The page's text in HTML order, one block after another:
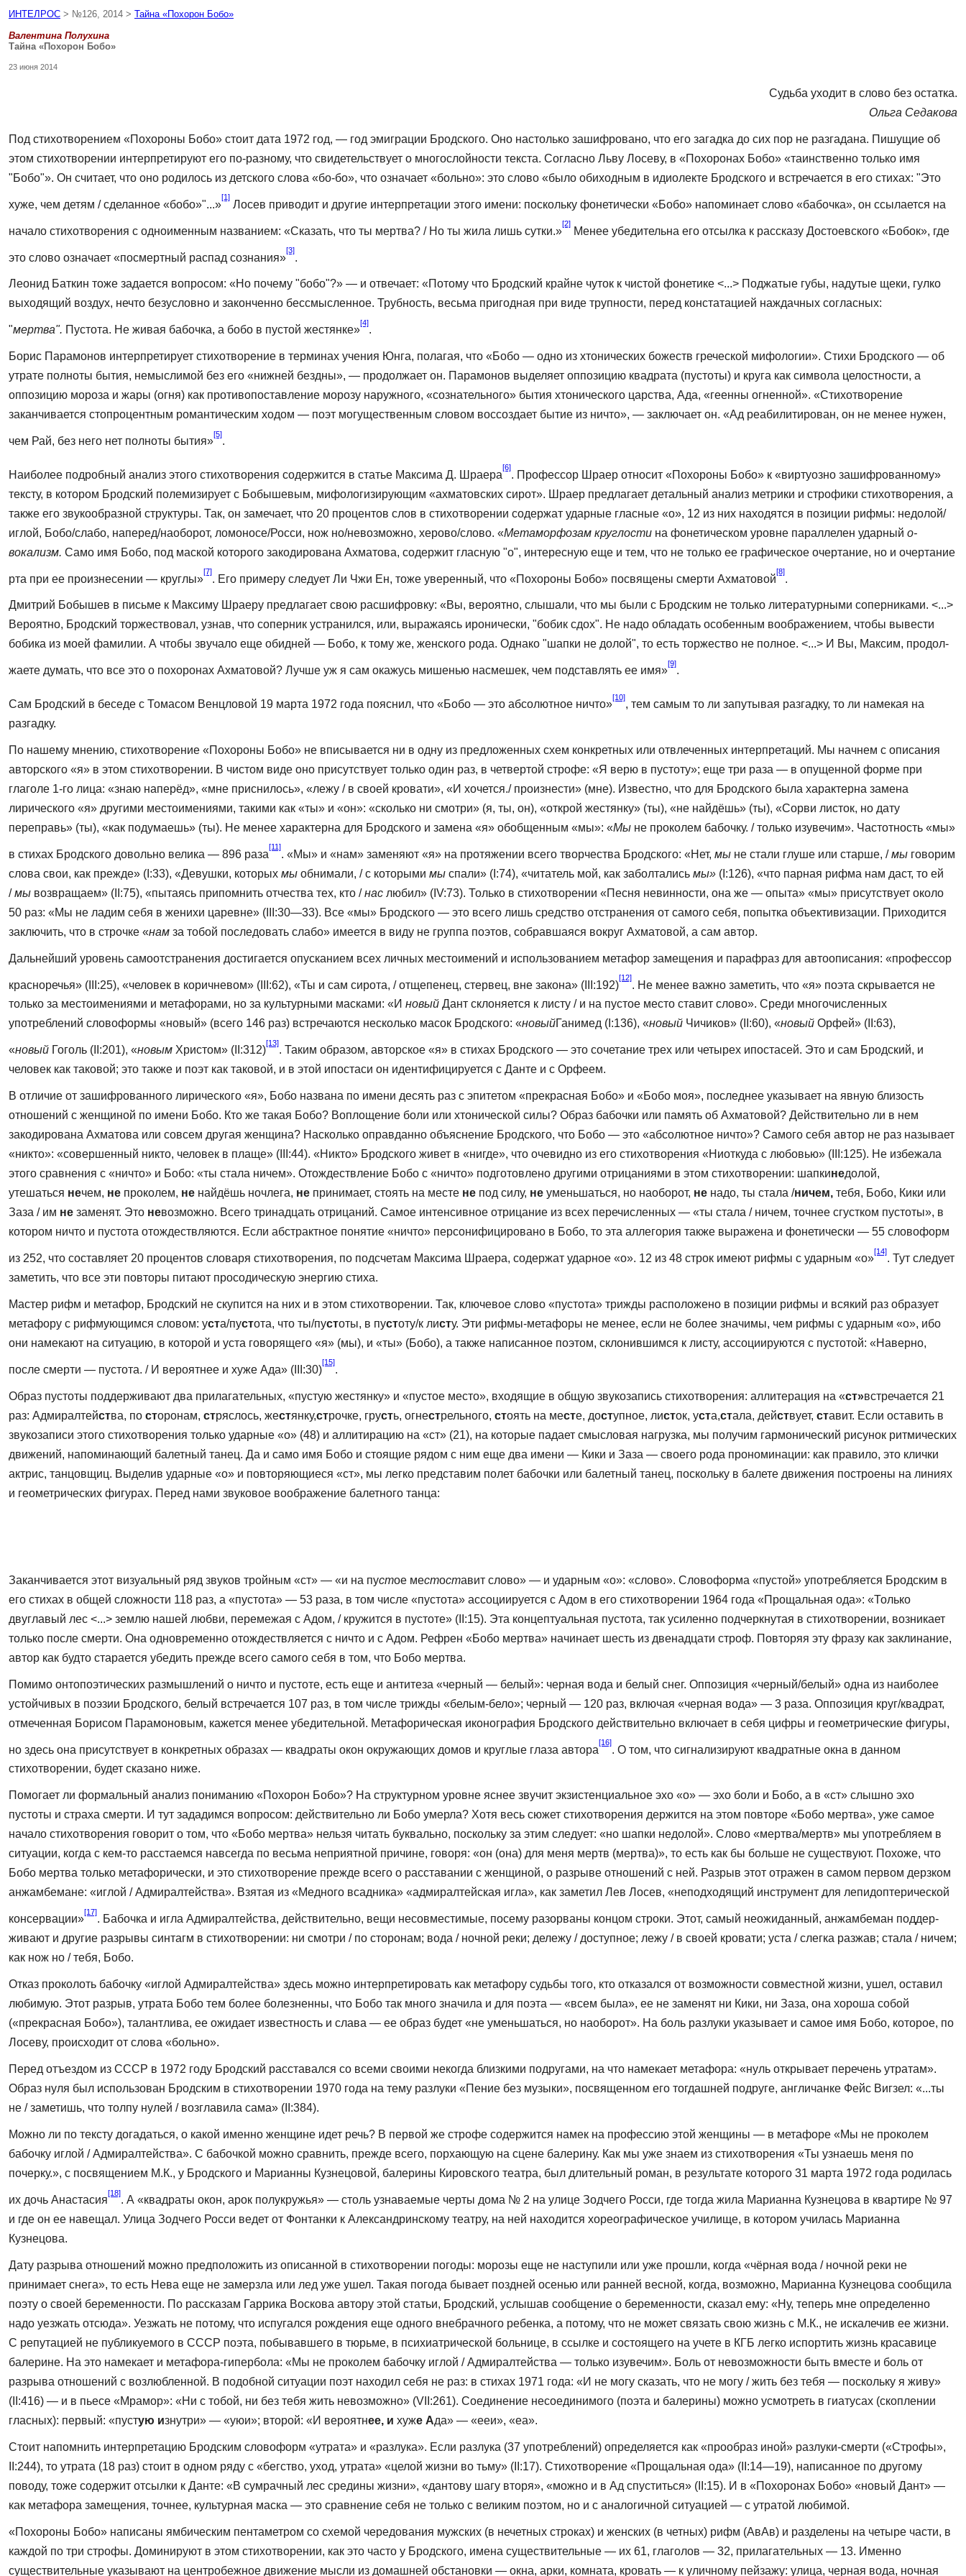
ИНТЕЛРОС > №126, 2014 > Тайна «Похорон Бобо»
Валентина Полухина
Тайна «Похорон Бобо»
23 июня 2014
Судьба уходит в слово без остатка.
Ольга Седакова
Под стихотворением «Похороны Бобо» стоит дата 1972 год, — год эмиграции Бродского. Оно настолько зашифровано, что его загадка до сих пор не разга­дана. Пишущие об
этом стихотворении интерпретируют его по-разному, что свидетельствует о многослойности текста. Согласно Льву Лосеву, в «Похо­ронах Бобо» «таинственно только имя
"Бобо"». Он считает, что оно родилось из детского слова «бо-бо», что означает «больно»: это слово «было обиходным в идиолекте Бродского и встречается в его стихах: "Это
хуже, чем детям / сде­ланное «бобо»"...»
[1]
Лосев приводит и другие интерпретации этого имени: по­скольку фонетически «Бобо» напоминает слово «бабочка», он ссылается на
начало стихотворения с одноименным названием: «Сказать, что ты мертва? / Но ты жила лишь сутки.»
[2]
Менее убедительна его отсылка к рассказу До­стоевского «Бобок», где
это слово означает «посмертный распад сознания»
[3]
Леонид Баткин тоже задается вопросом: «Но почему "бобо"?» — и отве­чает: «Потому что Бродский крайне чуток к чистой фонетике <...> Поджатые губы, надутые щеки, гулко
выходящий воздух, нечто безусловно и закон­ченно бессмысленное. Трубность, весьма пригодная при виде трупности, пе­ред констатацией наждачных согласных:
"мертва". Пустота. Не живая ба­бочка, а бобо в пустой жестянке»
[4]
.
Борис Парамонов интерпретирует стихотворение в терминах учения Юнга, полагая, что «Бобо — одно из хтонических божеств греческой мифологии». Стихи Бродского — об
утрате полноты бытия, немыслимой без его «нижней бездны», — продолжает он. Парамонов выделяет оппозицию квад­рата (пустоты) и круга как символа целостности, а
оппозицию мороза и жары (огня) как противопоставление морозу наружного, «сознательного» бытия хтонического царства, Ада, «геенны огненной». «Стихотворение
заканчива­ется стопроцентным романтическим ходом — поэт могущественным словом воссоздает бытие из ничто», — заключает он. «Ад реабилитирован, он не ме­нее нужен,
чем Рай, без него нет полноты бытия»
[5]
.
Наиболее подробный анализ этого стихотворения содержится в статье Максима Д. Шраера
[6]
. Профессор Шраер относит «Похороны Бобо» к «вир­туозно зашифрованному»
тексту, в котором Бродский полемизирует с Бобышевым, мифологизирующим «ахматовских сирот». Шраер предлагает деталь­ный анализ метрики и строфики стихотворения, а
также его звукообразной структуры. Так, он замечает, что 20 процентов слов в стихотворении содержат ударные гласные «о», 12 из них находятся в позиции рифмы: недолой/
иглой, Бобо/слабо, наперед/наоборот, ломоносе/Росси, нож но/невозможно, херово/слово. «Метаморфозам круглости на фонетическом уровне параллелен ударный о-
вокализм. Само имя Бобо, под маской которого закодирована Ах­матова, содержит гласную "о", интересную еще и тем, что не только ее графи­ческое очертание, но и очертание
рта при ее произнесении — круглы»
[7]
. Его примеру следует Ли Чжи Ен, тоже уверенный, что «Похороны Бобо» посвя­щены смерти Ахматовой
[8]
Дмитрий Бобышев в письме к Максиму Шраеру предлагает свою расшиф­ровку: «Вы, вероятно, слышали, что мы были с Бродским не только литера­турными соперниками. <...>
Вероятно, Бродский торжествовал, узнав, что соперник устранился, или, выражаясь иронически, "бобик сдох". Не надо обладать особенным воображением, чтобы вывести
бобика из моей фамилии. А чтобы звучало еще обидней — Бобо, к тому же, женского рода. Однако "шапки не долой", то есть торжество не полное. <...> И Вы, Максим, продол­
жаете думать, что все это о похоронах Ахматовой? Лучше уж я сам окажусь мишенью насмешек, чем подставлять ее имя»
[9]
.
Сам Бродский в беседе с Томасом Венцловой 19 марта 1972 года пояснил, что «Бобо — это абсолютное ничто»
[10]
, тем самым то ли запутывая разгадку, то ли намекая на
разгадку.
По нашему мнению, стихотворение «Похороны Бобо» не вписывается ни в одну из предложенных схем конкретных или отвлеченных интерпретаций. Мы начнем с описания
авторского «я» в этом стихотворении. В чистом виде оно присутствует только один раз, в четвертой строфе: «Я верю в пустоту»; еще три раза — в опущенной форме при
глаголе 1-го лица: «знаю наперёд», «мне приснилось», «лежу / в своей кровати», «И хочется./ произнести» (мне). Из­вестно, что для Бродского была характерна замена
лирического «я» другими местоимениями, такими как «ты» и «он»: «сколько ни смотри» (я, ты, он), «от­крой жестянку» (ты), «не найдёшь» (ты), «Сорви листок, но дату
переправь» (ты), «как подумаешь» (ты). Не менее характерна для Бродского и замена «я» обобщенным «мы»: «Мы не проколем бабочку. / только изувечим». Частот­ность «мы»
в стихах Бродского довольно велика — 896 раза
[11]
. «Мы» и «нам» заменяют «я» на протяжении всего творчества Бродского: «Нет, мы не стали глуше или старше, /мы говорим
слова свои, как прежде» (I:33), «Девушки, ко­торых мы обнимали, / с которыми мы спали» (I:74), «читатель мой, как забол­тались мы» (I:126), «что парная рифма нам даст, то ей
/мы возвращаем» (II:75), «пытаясь припомнить отчества тех, кто /нас любил» (IV:73). Только в сти­хотворении «Песня невинности, она же — опыта» «мы» присутствует около
50 раз: «Мы не ладим себя в женихи царевне» (III:30—33). Все «мы» Бродско­го — это всего лишь средство отстранения от самого себя, попытка объективи­зации. Приходится
заключить, что в строчке «нам за тобой последовать слабо» имеется в виду не группа поэтов, собравшаяся вокруг Ахматовой, а сам автор.
Дальнейший уровень самоотстранения достигается опусканием всех лич­ных местоимений и использованием метафор замещения и парафраз для ав­тоописания: «профессор
красноречья» (III:25), «человек в коричневом» (III:62), «Ты и сам сирота, / отщепенец, стервец, вне закона» (III:192)
[12]
. Не менее важно заметить, что «я» поэта скрывается не
только за местоимениями и метафорами, но за культурными масками: «И новый Дант склоняется к лис­ту / и на пустое место ставит слово». Среди многочисленных
употреблений словоформы «новый» (всего 146 раз) встречаются несколько масок Брод­ского: «новыйГанимед (I:136), «новый Чичиков» (II:60), «новый Орфей» (II:63),
«новый Гоголь (II:201), «новым Христом» (II:312)
[13]
. Таким образом, авторское «я» в стихах Бродского — это сочетание трех или четырех ипоста­сей. Это и сам Бродский, и
человек как таковой; это также и поэт как таковой, и в этой ипостаси он идентифицируется с Данте и с Орфеем.
В отличие от зашифрованного лирического «я», Бобо названа по имени десять раз с эпитетом «прекрасная Бобо» и «Бобо моя», последнее указывает на явную близость
отношений с женщиной по имени Бобо. Кто же такая Бобо? Воплощение боли или хтонической силы? Образ бабочки или память об Ахматовой? Действительно ли в нем
закодирована Ахматова или совсем другая женщина? Насколько оправданно объяснение Бродского, что Бобо — это «абсолютное ничто»? Самого себя автор не раз называет
«никто»: «со­вершенный никто, человек в плаще» (III:44). «Никто» Бродского живет в «нигде», что очевидно из его стихотворения «Ниоткуда с любовью» (III:125). Не избежала
этого сравнения с «ничто» и Бобо: «ты стала ничем». Отождествление Бобо с «ничто» подготовлено другими отрицаниями в этом стихотворении: шапкинедолой,
утешаться нечем, не проколем, не найдёшь ночлега, не принимает, стоять на месте не под силу, не уменьшаться, но на­оборот, не надо, ты стала /ничем, тебя, Бобо, Кики или
Заза / им не заменят. Это невозможно. Всего тринадцать отрицаний. Самое интенсивное отрица­ние из всех перечисленных — «ты стала / ничем, точнее сгустком пустоты», в
котором ничто и пустота отождествляются. Если абстрактное понятие «ничто» персонифицировано в Бобо, то эта аллегория также выражена и фонетически — 55 словоформ
из 252, что составляет 20 процентов словаря стихотворения, по подсчетам Максима Шраера, содержат ударное «о». 12 из 48 строк имеют рифмы с ударным «о»
[14]
. Тут следует
заметить, что все эти по­вторы питают просодическую энергию стиха.
Мастер рифм и метафор, Бродский не скупится на них и в этом стихотво­рении. Так, ключевое слово «пустота» трижды расположено в позиции рифмы и всякий раз образует
метафору с рифмующимся словом: уста/пу­стота, что ты/пустоты, в пустоту/к листу. Эти рифмы-метафоры не менее, если не более значимы, чем рифмы с ударным «о», ибо
они намекают на си­туацию, в которой и уста говорящего «я» (мы), и «ты» (Бобо), а также напи­санное поэтом, склонившимся к листу, ассоциируются с пустотой: «Наверно,
после смерти — пустота. / И вероятнее и хуже Ада» (III:30)
[15]
.
Образ пустоты поддерживают два прилагательных, «пустую жестянку» и «пустое место», входящие в общую звукозапись стихотворения: аллитерация на «ст»встречается 21
раз: Адмиралтейства, по сторонам, стряслось, же­стянку,строчке, грусть, огнестрельного, стоять на месте, доступное, листок, уста,стала, действует, ставит. Если оставить в
звукозаписи этого стихотво­рения только ударные «о» (48) и аллитирацию на «ст» (21), на которые па­дает смысловая нагрузка, мы получим гармонический рисунок ритмических
движений, напоминающий балетный танец. Да и само имя Бобо и стоящие рядом с ним еще два имени — Кики и Заза — своего рода прономинации: как правило, это клички
актрис, танцовщиц. Выделив ударные «о» и повторяю­щиеся «ст», мы легко представим полет бабочки или балетный танец, по­скольку в балете движения построены на линиях
и геометрических фигурах. Перед нами звуковое воображение балетного танца:
Заканчивается этот визуальный ряд звуков тройным «ст» — «и на пустое местоставит слово» — и ударным «о»: «слово». Словоформа «пустой» упо­требляется Бродским в
его стихах в общей сложности 118 раз, а «пустота» — 53 раза, в том числе «пустота» ассоциируется с Адом в его стихотворении 1964 года «Прощальная ода»: «Только
двуглавый лес <...> землю нашей любви, перемежая с Адом, / кружится в пустоте» (II:15). Эта концептуальная пустота, так усиленно подчеркнутая в стихотворении, возникает
только после смерти. Она одновременно отождествляется с ничто и с Адом. Рефрен «Бобо мертва» начинает шесть из двенадцати строф. Повторяя эту фразу как закли­нание,
автор как будто старается убедить прежде всего самого себя в том, что Бобо мертва.
Помимо онтопоэтических размышлений о ничто и пустоте, есть еще и ан­титеза «черный — белый»: черная вода и белый снег. Оппозиция «черный/бе­лый» одна из наиболее
устойчивых в поэзии Бродского, белый встречается 107 раз, в том числе трижды «белым-бело»; черный — 120 раз, включая «чер­ная вода» — 3 раза. Оппозиция круг/квадрат,
отмеченная Борисом Парамо­новым, кажется менее убедительной. Метафорическая иконография Брод­ского действительно включает в себя цифры и геометрические фигуры,
но здесь она присутствует в конкретных образах — квадраты окон окружающих домов и круглые глаза автора
[16]
. О том, что сигнализируют квадратные окна в данном
стихотворении, будет сказано ниже.
Помогает ли формальный анализ пониманию «Похорон Бобо»? На струк­турном уровне яснее звучит экзистенциальное эхо «о» — эхо боли и Бобо, а в «ст» слышно эхо
пустоты и страха смерти. И тут зададимся вопросом: дей­ствительно ли Бобо умерла? Хотя весь сюжет стихотворения держится на этом повторе «Бобо мертва», уже самое
начало стихотворения говорит о том, что «Бобо мертва» нельзя читать буквально, поскольку за этим следует: «но шапки недолой». Слово «мертва/мертв» мы употребляем в
ситуации, когда с кем-то расстаемся навсегда по весьма неприятной причине, говоря: «он (она) для меня мертв (мертва)», то есть как бы больше не существуют. По­хоже, что
Бобо мертва только метафорически, и это стихотворение прежде всего о расставании с женщиной, о разрыве отношений с ней. Разрыв этот от­ражен в самом первом дерзком
анжамбемане: «иглой / Адмиралтейства». Взятая из «Медного всадника» «адмиралтейская игла», как заметил Лев Ло­сев, «неподходящий инструмент для лепидоптерической
консервации»
[17]
. Ба­бочка и игла Адмиралтейства, действительно, вещи несовместимые, посему разорваны концом строки. Этот, самый неожиданный, анжамбеман поддер­
живают и другие разрывы синтагм в стихотворении: ни смотри / по сторонам; вода / ночной реки; дележу / доступное; лежу / в своей кровати; уста / слегка разжав; стала / ничем;
как нож но / тебя, Бобо.
Отказ проколоть бабочку «иглой Адмиралтейства» здесь можно интерпре­тировать как метафору судьбы того, кто отказался от возможности совмест­ной жизни, ушел, оставил
любимую. Этот разрыв, утрата Бобо тем более болезненны, что Бобо так много значила и для поэта — «всем была», ее не за­менят ни Кики, ни Заза, она хороша собой
(«прекрасная Бобо»), талантлива, ее ожидает известность и слава — ее образ будет «не уменьшаться, но наобо­рот». На боль разлуки указывает и самое имя Бобо, которое, по
Лосеву, про­исходит от слова «больно».
Перед отъездом из СССР в 1972 году Бродский расставался со всеми своими некогда близкими подругами, на что намекает метафора: «нуль от­крывает перечень утратам».
Образ нуля был использован Бродским в стихо­творении 1970 года на тему разлуки «Пение без музыки», посвященном его тогдашней подруге, англичанке Фейс Вигзел: «...ты
не / заметишь, что толпу нулей / возглавила сама» (II:384).
Можно ли по тексту догадаться, о какой именно женщине идет речь? В первой же строфе содержится намек на профессию этой женщины — в ме­тафоре «Мы не проколем
бабочку иглой / Адмиралтейства». С бабочкой можно сравнить, прежде всего, порхающую на сцене балерину. Как мы уже знаем из стихотворения «Ты узнаешь меня по
почерку.», с посвящением М.К., у Бродского и Марианны Кузнецовой, балерины Кировского театра, был длительный роман, в результате которого 31 марта 1972 года родилась
их дочь Анастасия
[18]
. А «квадраты окон, арок полукружья» — столь узнавае­мые черты дома № 2 на улице Зодчего Росси, где тогда жила Марианна Куз­нецова в квартире № 97
и где он ее навещал. Улица Зодчего Росси ведет от Фонтанки к Александринскому театру, на ней находится хореографическое училище, в котором училась Марианна
Кузнецова.
Дату разрыва отношений можно предположить из описанной в стихотво­рении погоды: морозы еще не наступили или уже прошли, когда «чёрная вода / ночной реки не
принимает снега», то есть Нева еще не замерзла или лед уже ушел. Такая погода бывает поздней осенью или ранней весной, когда, воз­можно, Марианна Кузнецова сообщила
поэту о своей беременности. По рас­сказам Гаррика Воскова автору этой статьи, Бродский, услышав сообщение о беременности, сказал ему: «Ну, теперь мне определенно
надо уезжать от­сюда». Уезжать не потому, что испугался рождения еще одного внебрачного ребенка, а потому, что не может связать свою жизнь с М.К., не искалечив ее жизни.
С репутацией не публикуемого в СССР поэта, побывавшего в тюрьме, в психиатрической больнице, в ссылке и состоящего на учете в КГБ легко ис­портить жизнь красавице
балерине. На это намекает и метафора-гипербола: «Мы не проколем бабочку иглой / Адмиралтейства — только изувечим». Боль от невозможности быть вместе и боль от
разрыва отношений с возлюбленной. В подобной ситуации поэт находил себя не раз: в стихах 1971 года: «И не могу сказать, что не могу / жить без тебя — поскольку я живу»
(II:416) — и в пьесе «Мрамор»: «Ни с тобой, ни без тебя жить невозможно» (VII:261). Соединение несоединимого (поэта и балерины) можно усмотреть в гиатусах (скоплении
гласных): первый: «пустую изнутри» — «уюи»; второй: «И вероятнее, и хуже Ада» — «ееи», «еа».
Стоит напомнить интерпретацию Бродским словоформ «утрата» и «раз­лука». Если разлука (37 употреблений) определяется как «прообраз иной» разлуки-смерти («Строфы»,
II:244), то утрата (18 раз) стоит в одном ряду с «бегство, уход, утрата» «целой жизни во тьму» (II:17). Стихотворение «Прощальная ода» (II:14—19), написанное по другому
поводу, тоже содержит от­сылки к Данте: «В сумрачный лес средины жизни», «дантову шагу вторя», «можно и в Ад спуститься» (II:15). И в «Похоронах Бобо» «новый Дант» —
как метафора замещения, точнее, культурная маска — это сравнение себя не только с великим поэтом, но и с аналогичной ситуацией — с утратой любимой.
«Похороны Бобо» написаны ямбическим пентаметром со схемой чередо­вания мужских (в нечетных строках) и женских (в четных) рифм (АвАв) и разделены на четыре части, в
каждой по три строфы. Доминируют в этом сти­хотворении, как это часто у Бродского, имена существительные — их 61, гла­голов — 32, прилагательных — 13. Именно
существительные указывают на центробежное движение мысли из домашней обстановки — окна, арки, ком­ната, кровать — к уличному пейзажу: улица, черная вода, ночная